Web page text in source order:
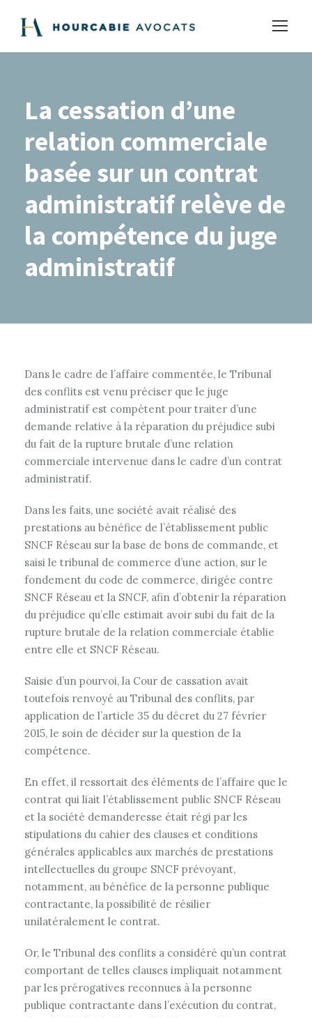
La cessation d’une
relation commerciale
basée sur un contrat
administratif relève de
la compétence du juge
administratif
Dans le cadre de l’affaire commentée, le Tribunal
des conflits est venu préciser que le juge
administratif est compétent pour traiter d’une
demande relative à la réparation du préjudice subi
du fait de la rupture brutale d’une relation
commerciale intervenue dans le cadre d’un contrat
administratif.
Dans les faits, une société avait réalisé des
prestations au bénéfice de l’établissement public
SNCF Réseau sur la base de bons de commande, et
saisi le tribunal de commerce d’une action, sur le
fondement du code de commerce, dirigée contre
SNCF Réseau et la SNCF, afin d’obtenir la réparation
du préjudice qu’elle estimait avoir subi du fait de la
rupture brutale de la relation commerciale établie
entre elle et SNCF Réseau.
Saisie d’un pourvoi, la Cour de cassation avait
toutefois renvoyé au Tribunal des conflits, par
application de l’article 35 du décret du 27 février
2015, le soin de décider sur la question de la
compétence.
En effet, il ressortait des éléments de l’affaire que le
contrat qui liait l’établissement public SNCF Réseau
et la société demanderesse était régi par les
stipulations du cahier des clauses et conditions
générales applicables aux marchés de prestations
intellectuelles du groupe SNCF prévoyant,
notamment, au bénéfice de la personne publique
contractante, la possibilité de résilier
unilatéralement le contrat.
Or, le Tribunal des conflits a considéré qu’un contrat
comportant de telles clauses impliquait notamment
par les prérogatives reconnues à la personne
publique contractante dans l’exécution du contrat,